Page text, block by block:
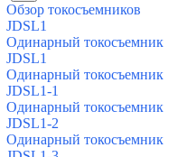
Обзор токосъемников
JDSL1
Одинарный токосъемник
JDSL1
Одинарный токосъемник
JDSL1-1
Одинарный токосъемник
JDSL1-2
Одинарный токосъемник